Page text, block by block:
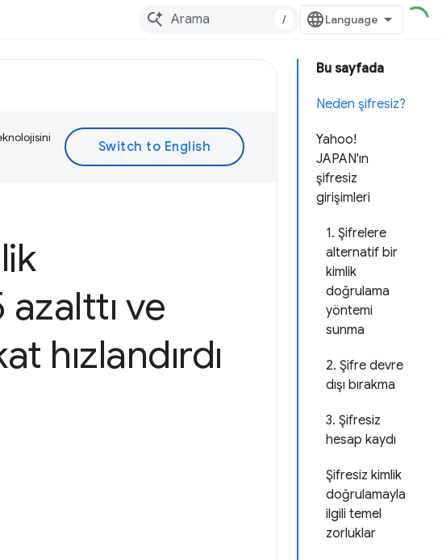
/
Bu sayfada
Neden şifresiz?
Yahoo!
JAPAN'ın
şifresiz
girişimleri
1. Şifrelere
alternatif bir
kimlik
doğrulama
yöntemi
sunma
2. Şifre devre
dışı bırakma
3. Şifresiz
hesap kaydı
Şifresiz kimlik
doğrulamayla
ilgili temel
zorluklar
ve
hızlandırdı